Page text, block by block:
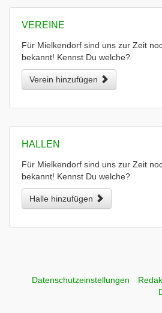
VEREINE
Für Mielkendorf sind uns zur Zeit
bekannt! Kennst Du welche?
Verein hinzufügen
HALLEN
Für Mielkendorf sind uns zur Zeit
bekannt! Kennst Du welche?
Halle hinzufügen
Datenschutzeinstellungen